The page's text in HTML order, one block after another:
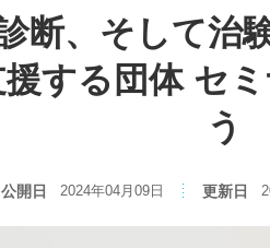
断、そして治
する団体 セ
う
公開日 2024年04月09日 更新日